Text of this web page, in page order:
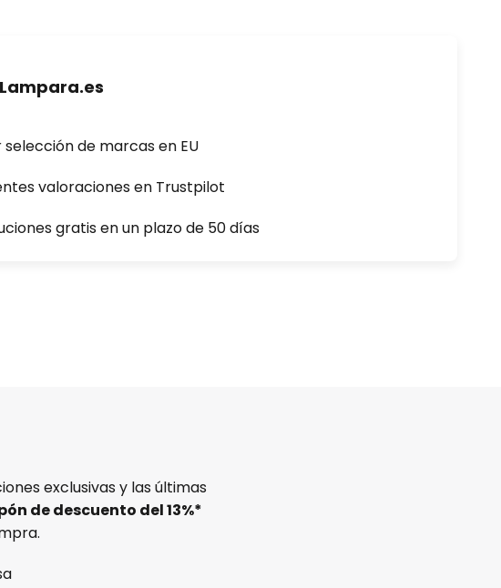
Lampara.es
selección de marcas en EU
valoraciones en Trustpilot
gratis en un plazo de 50 días
exclusivas y las últimas
de descuento del13%*